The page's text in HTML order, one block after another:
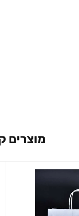
מוצרים